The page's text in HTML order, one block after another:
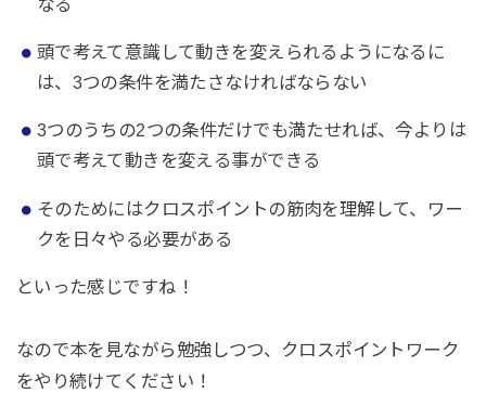
頭で考えて意識して動きを変えられるようになるに
は、3つの条件を満たさなければならない
3つのうちの2つの条件だけでも満たせれば、今よりは
頭で考えて動きを変える事ができる
そのためにはクロスポイントの筋肉を理解して、ワー
クを日々やる必要がある
といった感じですね！
なので本を見ながら勉強しつつ、クロスポイントワーク
をやり続けてください！